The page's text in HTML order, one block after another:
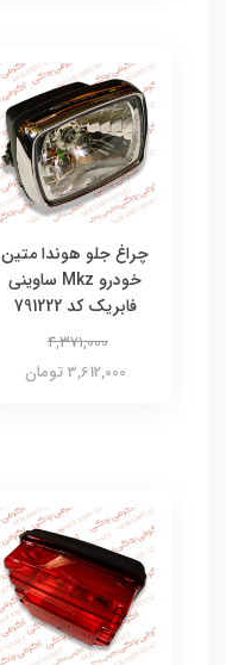
چراغ جلو هوندا متین
خودرو Mkz ساوینی
فابریک کد 791222
4,371,000
3,612,000 تومان